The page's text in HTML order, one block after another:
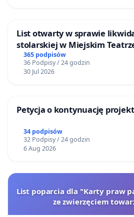
List otwarty w sprawie
stolarskiej w Miejskim
Gdańsku
365 podpisów
36 Podpisy / 24 godzin
30 Jul 2026
Petycja o kontynuację
34 podpisów
32 Podpisy / 24 godzin
6 Aug 2026
List poparcia dla "Karty praw
ze zwierzęciem